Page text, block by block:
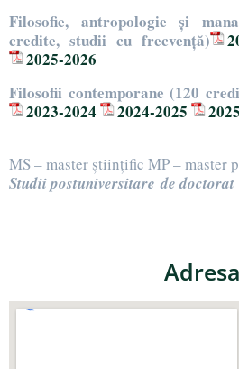
Filosofie, antropologie şi
credite, studii cu frecvență)
2025-2026
Filosofii contemporane (120
2023-2024
2024-2025
MS – master științific MP – master
Studii postuniversitarede doctorat
Adresa